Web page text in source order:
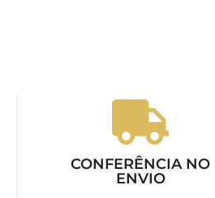
CONFERÊNCIA NO
ENVIO